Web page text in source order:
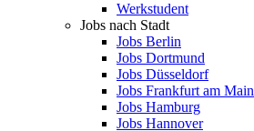
Werkstudent
Jobs nach Stadt
Jobs Berlin
Jobs Dortmund
Jobs Düsseldorf
Jobs Frankfurt am Main
Jobs Hamburg
Jobs Hannover